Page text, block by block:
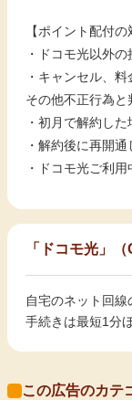
【ポイント配付の
・ドコモ光以外
・キャンセル、
その他不正行為と
・初月で解約した
・解約後に再開通
・ドコモ光ご利
「ドコモ光」
自宅のネット回
手続きは最短1分
この広告のカテ